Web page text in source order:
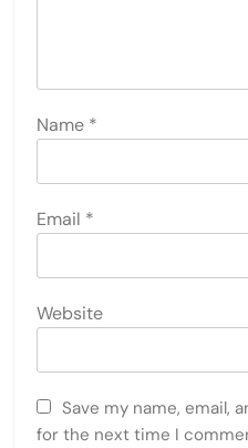
Name *
Email *
Website
Save my name, email,
for the next time I